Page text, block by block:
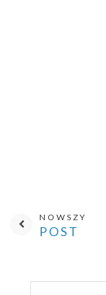
NOWSZY
POST